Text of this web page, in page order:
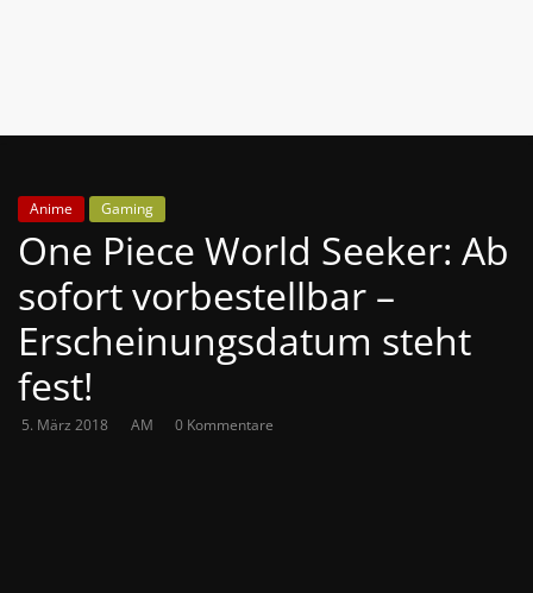
findest
die
aktuellsten
Anime-
aus
Japan
und
Deutschland
Anime Gaming
One Piece World Seeker: Ab
sofort vorbestellbar –
Erscheinungsdatum steht
fest!
5. März 2018 AM 0 Kommentare